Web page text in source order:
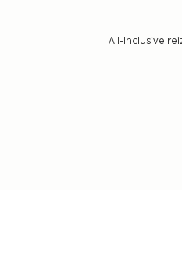
All-Inclusive